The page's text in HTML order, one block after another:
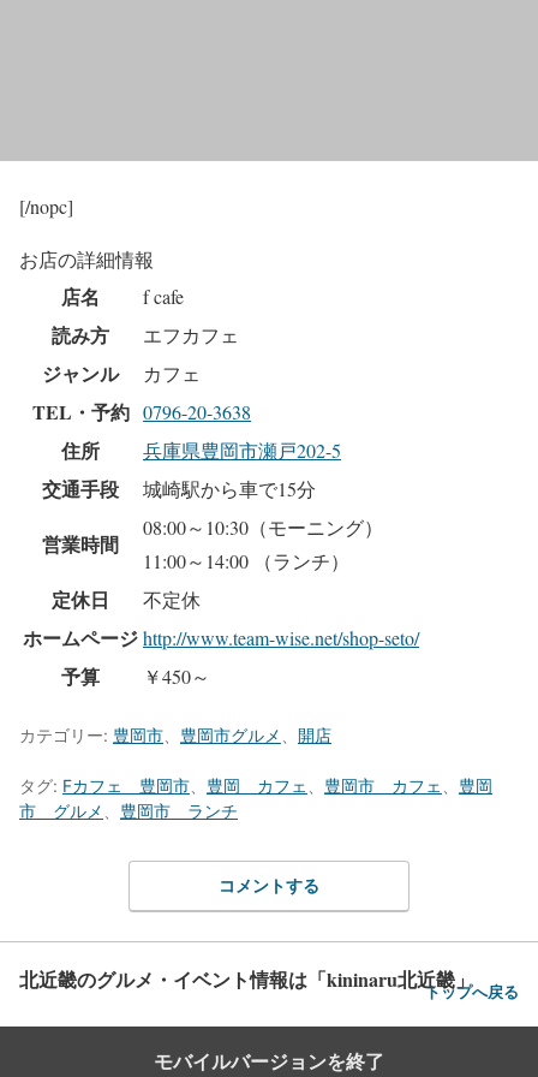
[/nopc]
お店の詳細情報
店名 f cafe
読み方 エフカフェ
ジャンル カフェ
TEL・予約 0796-20-3638
住所 兵庫県豊岡市瀬戸202-5
交通手段 城崎駅から車で15分
営業時間
08:00～10:30（モーニング）
11:00～14:00 （ランチ）
定休日 不定休
ホームページhttp://www.team-wise.net/shop-seto/
予算 ￥450～
カテゴリー: 豊岡市 豊岡市グルメ 開店
タグ: Fカフェ 豊岡市 豊岡 カフェ 豊岡市 カフェ
豊岡
市 グルメ
豊岡市 ランチ
コメントする
北近畿のグルメ・イベント情報は「kininaru北近畿」トップへ戻る
モバイルバージョンを終了